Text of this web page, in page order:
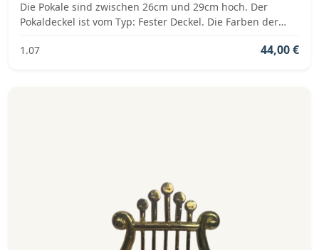
Die Pokale sind zwischen 26cm und 29cm hoch. Der
Pokaldeckel ist vom Typ: Fester Deckel. Die Farben der
1.07
44,00 €